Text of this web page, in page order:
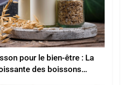
pour le bien-être : La
des boissons